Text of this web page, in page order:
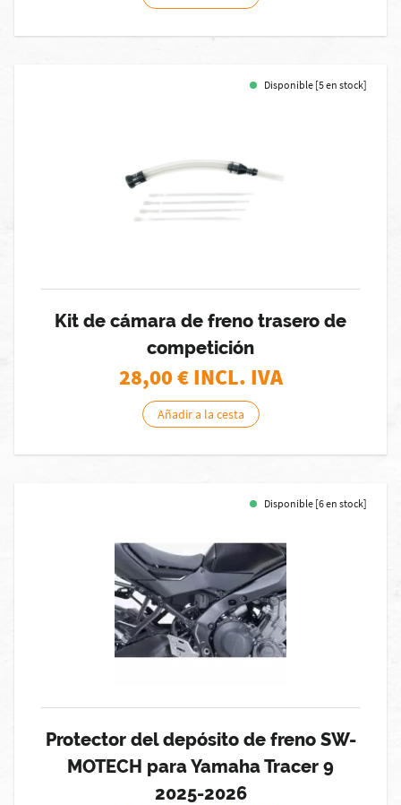
Disponible [5 en stock]
Kit de cámara de freno trasero de
competición
28,00€ INCL. IVA
Añadir a la cesta
Disponible [6 en stock]
Protector del depósito de freno SW-
MOTECH para Yamaha Tracer 9
2025-2026